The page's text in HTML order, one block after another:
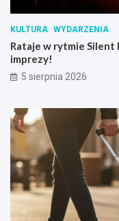
KULTURA WYDARZENIA
Rataje w rytmie Silent
imprezy!
5 sierpnia 2026